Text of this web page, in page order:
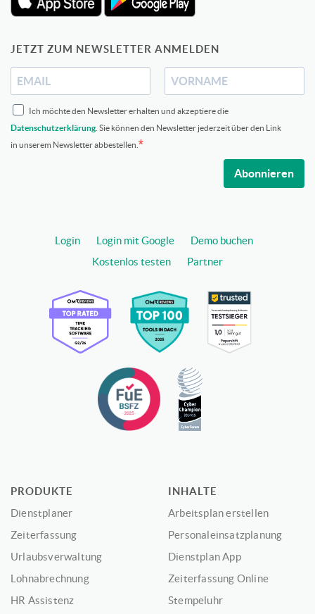
JETZT ZUM NEWSLETTER ANMELDEN
Ich möchte den Newsletter erhalten und akzeptiere die
Datenschutzerklärung . Sie können den Newsletter jederzeit über den Link
in unserem Newsletter abbestellen.
Abonnieren
Login Login mit Google
Demo buchen
Kostenlos testen
Partner
PRODUKTE
Dienstplaner
Zeiterfassung
Urlaubsverwaltung
Lohnabrechnung
HR Assistenz
INHALTE
Arbeitsplan erstellen
Personaleinsatzplanung
Dienstplan App
Zeiterfassung Online
Stempeluhr